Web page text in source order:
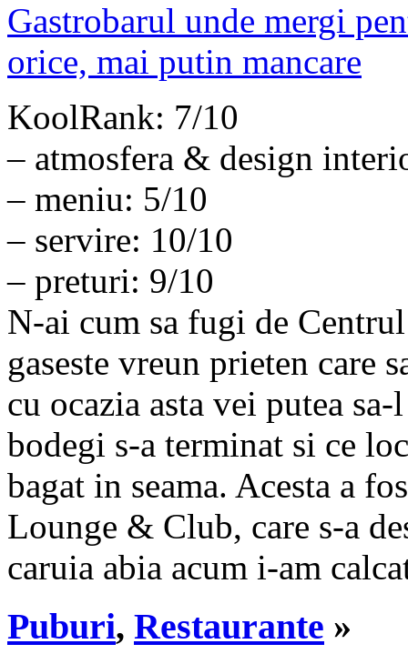
KoolRank: 7/10
– atmosfera & design
– meniu: 5/10
– servire: 10/10
– preturi: 9/10
N-ai cum sa fugi de
gaseste vreun prieten care
cu ocazia asta vei putea
bodegi s-a terminat si ce
bagat in seama. Acesta a
Lounge & Club, care s-a
caruia abia acum i-am
Puburi, Restaurante »